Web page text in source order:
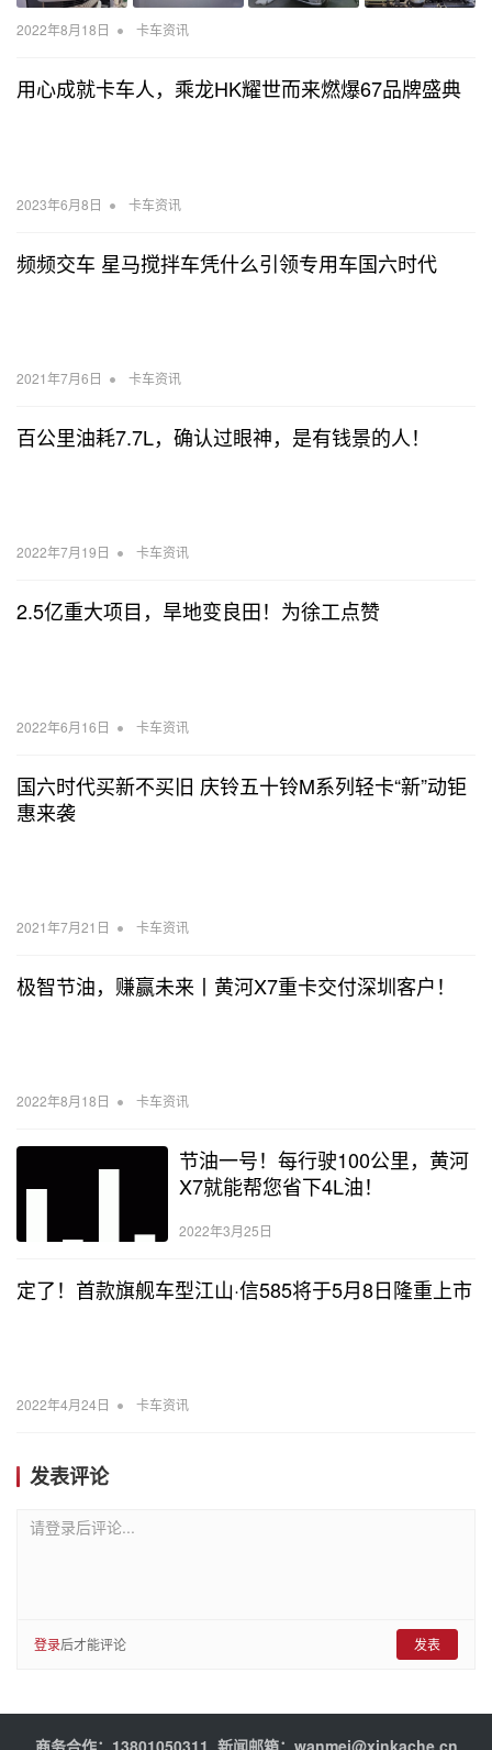
2022年8月18日 • 卡车资讯
用心成就卡车人，乘龙HK耀世而来燃爆67品牌盛典
2023年6月8日 • 卡车资讯
频频交车 星马搅拌车凭什么引领专用车国六时代
2021年7月6日 • 卡车资讯
百公里油耗7.7L，确认过眼神，是有钱景的人！
2022年7月19日 • 卡车资讯
2.5亿重大项目，旱地变良田！为徐工点赞
2022年6月16日 • 卡车资讯
国六时代买新不买旧 庆铃五十铃M系列轻卡“新”动钜
惠来袭
2021年7月21日 • 卡车资讯
极智节油，赚赢未来丨黄河X7重卡交付深圳客户！
2022年8月18日 • 卡车资讯
节油一号！每行驶100公里，黄河
X7就能帮您省下4L油！
2022年3月25日
定了！首款旗舰车型江山·信585将于5月8日隆重上市
2022年4月24日 • 卡车资讯
发表评论
请登录后评论...
登录后才能评论 发表
商务合作：13801050311 新闻邮箱：wanmei@xinkache.cn